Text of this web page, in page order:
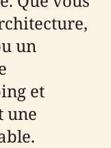
un
et
une